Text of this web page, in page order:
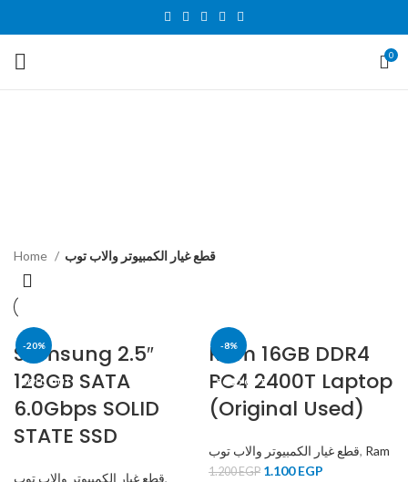
0
Home قطع غيار الكمبيوتر والاب توب
-20%
SOLD OUT
Samsung 2.5″
128GB SATA
6.0Gbps SOLID
STATE SSD
قطع غيار الكمبيوتر والاب توب,
-8%
SOLD OUT
Ram 16GB DDR4
PC4 2400T Laptop
(Original Used)
قطع غيار الكمبيوتر والاب توب, Ram
1.200EGP 1.100EGP